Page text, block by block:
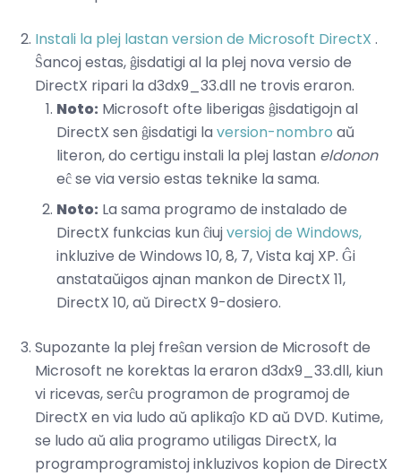
Instali la plej lastan version de Microsoft DirectX .
Ŝancoj estas, ĝisdatigi al la plej nova versio de
DirectX ripari la d3dx9_33.dll ne trovis eraron.
Noto: Microsoft ofte liberigas ĝisdatigojn al
DirectX sen ĝisdatigi la version-nombro aŭ
literon, do certigu instali la plej lastan eldonon
eĉ se via versio estas teknike la sama.
Noto: La sama programo de instalado de
DirectX funkcias kun ĉiujversioj de Windows,
inkluzive de Windows 10, 8, 7, Vista kaj XP. Ĝi
anstataŭigos ajnan mankon de DirectX 11,
DirectX 10, aŭ DirectX 9-dosiero.
Supozante la plej freŝan version de Microsoft de
Microsoft ne korektas la eraron d3dx9_33.dll, kiun
vi ricevas, serĉu programon de programoj de
DirectX en via ludo aŭ aplikaĵo KD aŭ DVD. Kutime,
se ludo aŭ alia programo utiligas DirectX, la
programprogramistoj inkluzivos kopion de DirectX